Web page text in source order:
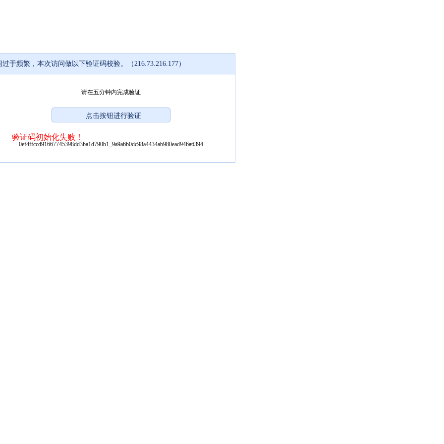
过于频繁，本次访问做以下验证码校验。（216.73.216.177）
请在五分钟内完成验证
验证码初始化失败！
0ef4ffccd91667745398dd3ba1d790b1_9a9a6b0dc98a4434ab980ead946a6394